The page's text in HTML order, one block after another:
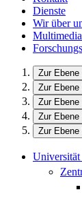
Dienste
Wir über
Zur Ebene
Zur Ebene
Zur Ebene
Zur Ebene
Zur Ebene
Universität